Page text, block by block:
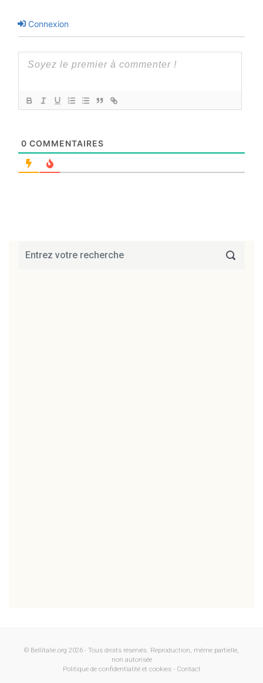
Connexion
0 COMMENTAIRES
© Bellitalie.org 2026 - Tous droits réservés. Reproduction, même partielle,
non autorisée
Politique de confidentialité et cookies- Contact